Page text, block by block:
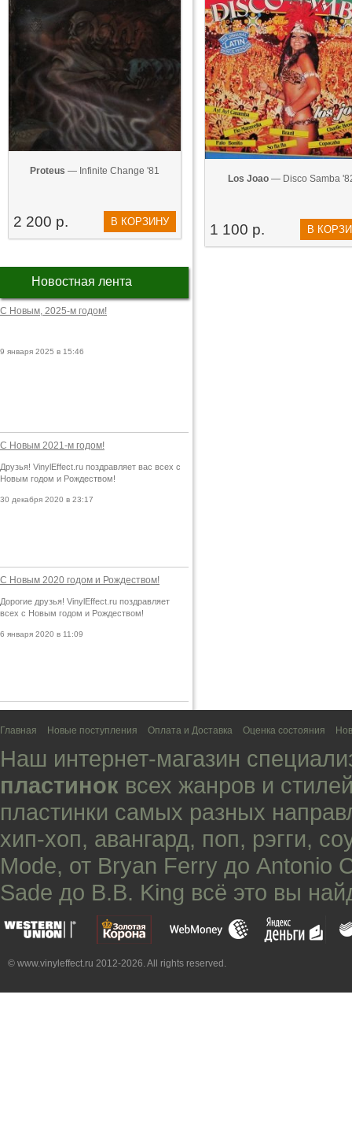
Proteus — Infinite Change '81
2 200 р. В КОРЗИНУ
Новостная лента
С Новым, 2025-м годом!
9 января 2025 в 15:46
С Новым 2021-м годом!
Друзья! VinylEffect.ru поздравляет вас всех с
Новым годом и Рождеством!
30 декабря 2020 в 23:17
С Новым 2020 годом и Рождеством!
Дорогие друзья! VinylEffect.ru поздравляет
всех с Новым годом и Рождеством!
6 января 2020 в 11:09
Los Joao— Disco Samba
1 100 р. В
Главная Новые поступления Оплата и Доставка Оценка состояния
Наш интернет-магазин
пластинок всех жанров и
пластинки самых разных
хип-хоп, авангард, поп, рэгги,
Mode, от Bryan Ferry до Antonio
Sade до B.B. King всё это вы
© www.vinyleffect.ru 2012-2026. All rights reserved.